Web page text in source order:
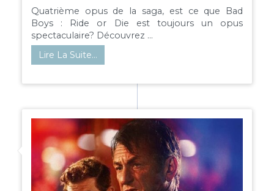
Quatrième opus de la saga, est ce que Bad
Boys : Ride or Die est toujours un opus
spectaculaire? Découvrez ...
Lire La Suite…